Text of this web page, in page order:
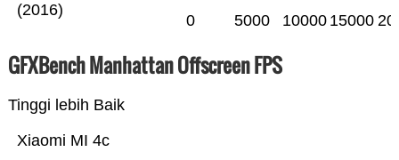
(2016)
0 5000 10000 15000
GFXBench Manhattan Offscreen FPS
Tinggi lebih Baik
Xiaomi MI 4c